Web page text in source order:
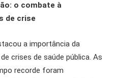
o combate à
de crise
a importância da
crises de saúde pública. As
recorde foram